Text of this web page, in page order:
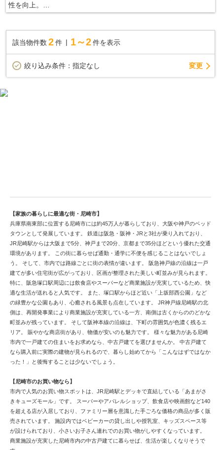
性を向上。
・オリジナル固定金物「TロックⅡ」でしっかり固定
・他シックハウス対策やバリアフリー対策、省エネ性能などを実
施対応した工法です
◇「住宅性能評価書」を全棟ダブル取得！
住宅性能表示基準６項目で最高等級を取得
・耐震等級、耐風等級、劣化対策等級、維持管理対策等級、耐熱
該当物件数 2件 1～2 件を表示
絞り込み条件： 指定なし 変更
【家族の暮らしに最適な街・尼崎市】
兵庫県南東部に位置する尼崎市には約45万人が暮らしており、大阪や神戸のベッド
タウンとして発展しています。 鉄道は阪急・阪神・JRと3社が乗り入れており、
JR尼崎駅からは大阪まで5分、神戸まで20分、京都まで35分ほどという優れた交通
環境があります。 この街に暮らせば通勤・通学に不便を感じることはないでしょ
う。 そして、市内では路線ごとに街の表情が違います。 阪急神戸線の沿線は一戸
建てが多い住宅街が広がっており、区画が整理された美しい町並みが見られます。
特に、阪急塚口駅周辺には飲食店やスーパーなど商業施設が充実しているため、快
適な生活が送れると人気です。 また、塚口駅からほど近い「上坂部西公園」など
の緑豊かな公園もあり、心癒される風景も点在しています。 JR神戸線尼崎駅の北
側は、再開発事業により商業施設が充実している一方、南側は古くからののどかな
町並みが残っています。 そして阪神本線の沿線は、下町の雰囲気が色濃く残るエ
リア。 賑やかな商店街があり、物価が安いのも魅力です。 様々な魅力がある尼崎
市内で一戸建ての住まいをお求めなら、中古戸建てを選びませんか。 中古戸建て
なら購入前に実際の建物が見られるので、暮らし始めてから「こんなはずではなか
った！」と後悔することは少ないでしょう。
【尼崎市のお買い物なら】
市内で人気のお買い物スポットは、JR尼崎駅とデッキで直結している「あまがさ
きキューズモール」です。 スーパーやアパレルショップ、飲食店や映画館など140
を超える店が入居しており、ファミリー層を意識した手ごろな価格の商品が多く販
売されています。 施設内ではベビーカーの貸し出しや授乳室、キッズスペース等
が設けられており、小さいお子さん連れでのお買い物がしやすくなっています。
商業施設が充実した尼崎市内の中古戸建てに暮らせば、生活が楽しくなりそうで